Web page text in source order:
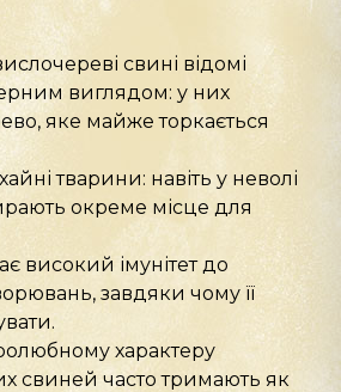
свині відомі
виглядом: у них
яке майже торкається
тварини: навіть у неволі
окреме місце для
високий імунітет до
завдяки чому її
характеру
свиней часто тримають як